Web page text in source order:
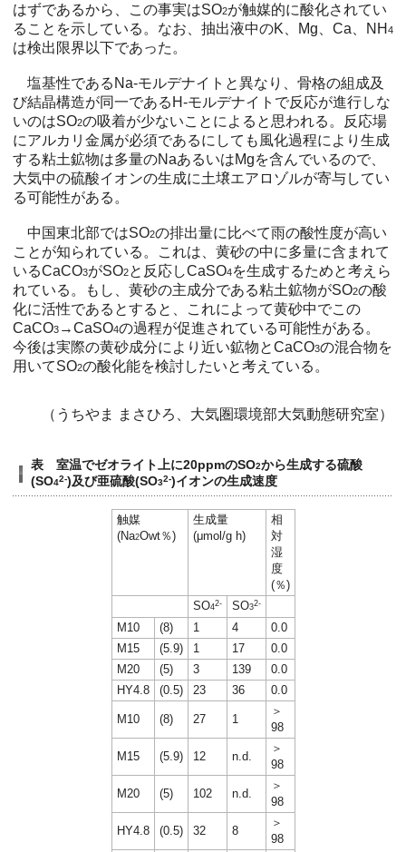
はずであるから、この事実はSO2が触媒的に酸化されてい
ることを示している。なお、抽出液中のK、Mg、Ca、NH 4
は検出限界以下であった。
塩基性であるNa-モルデナイトと異なり、骨格の組成及
び結晶構造が同一であるH-モルデナイトで反応が進行しな
いのはSO2の吸着が少ないことによると思われる。反応場
にアルカリ金属が必須であるにしても風化過程により生成
する粘土鉱物は多量のNaあるいはMgを含んでいるので、
大気中の硫酸イオンの生成に土壌エアロゾルが寄与してい
る可能性がある。
中国東北部ではSO2の排出量に比べて雨の酸性度が高い
ことが知られている。これは、黄砂の中に多量に含まれて
いるCaCO3がSO2と反応しCaSO4を生成するためと考えら
れている。もし、黄砂の主成分である粘土鉱物がSO2の酸
化に活性であるとすると、これによって黄砂中でこの
CaCO3 →CaSO4の過程が促進されている可能性がある。
今後は実際の黄砂成分により近い鉱物とCaCO3の混合物を
用いてSO2の酸化能を検討したいと考えている。
（うちやま まさひろ、大気圏環境部大気動態研究室）
表 室温でゼオライト上に20ppmのSO2から生成する硫酸
(SO42-)及び亜硫酸(SO32-)イオンの生成速度
触媒
(Na2Owt％)
生成量
(μmol/g h)
相
対
湿
度
(％)
SO42- SO32-
M10 (8) 1 4
0.0
M15
(5.9) 1 17
0.0
M20
(5) 3 139
0.0
HY4.8
(0.5) 23 36 0.0
M10 (8) 27 1
＞
98
M15 (5.9) 12 n.d.
＞
98
M20 (5) 102 n.d.
＞
98
HY4.8 (0.5) 32 8
＞
98